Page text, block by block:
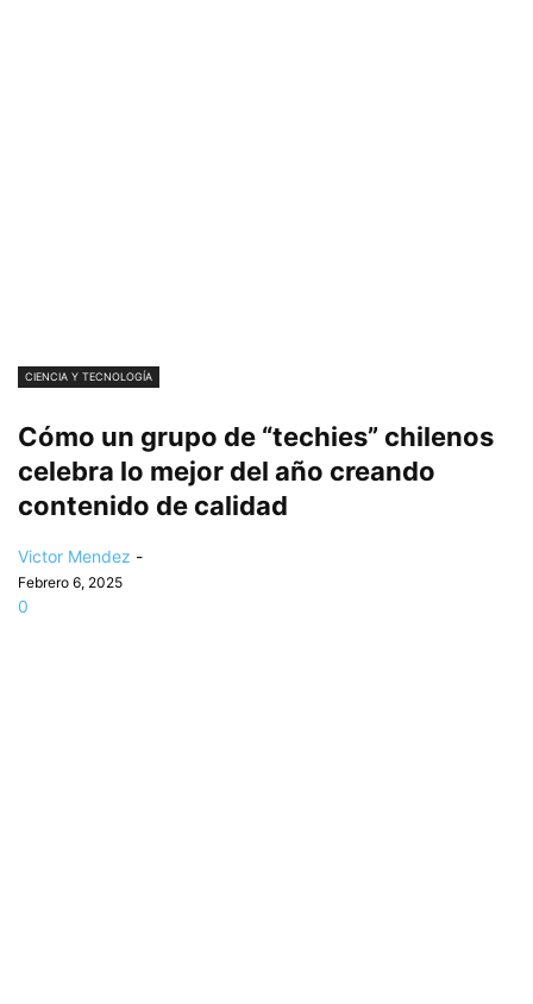
CIENCIA Y TECNOLOGÍA
Cómo un grupo de “techies” chilenos
celebra lo mejor del año creando
contenido de calidad
Victor Mendez -
Febrero 6, 2025
0